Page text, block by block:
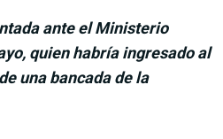
ante el Ministerio
quien habría ingresado al
una bancada de la